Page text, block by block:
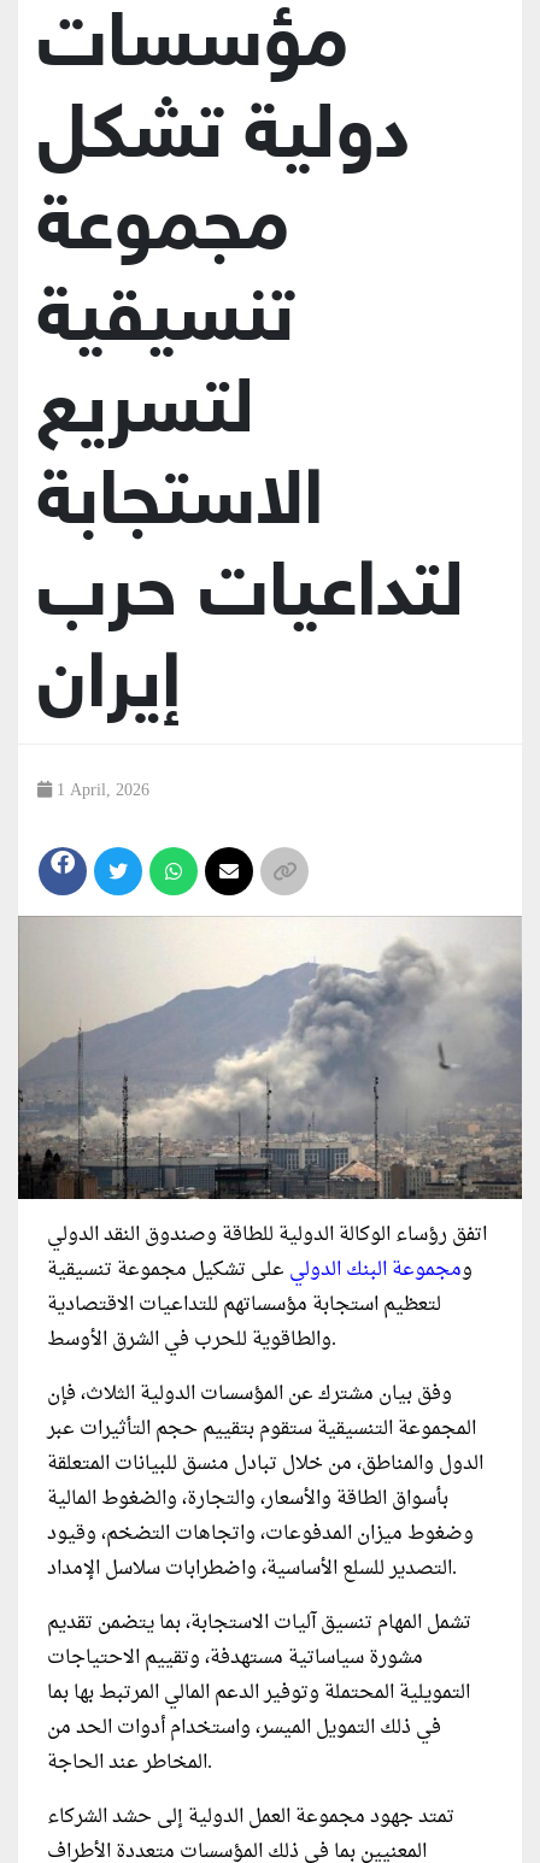
مؤسسات
دولية تشكل
مجموعة
تنسيقية
لتسريع
الاستجابة
لتداعيات حرب
إيران
1 April, 2026
اتفق رؤساء الوكالة الدولية للطاقة وصندوق النقد الدولي
ومجموعة البنك الدولي على تشكيل مجموعة تنسيقية
لتعظيم استجابة مؤسساتهم للتداعيات الاقتصادية
والطاقوية للحرب في الشرق الأوسط.
وفق بيان مشترك عن المؤسسات الدولية الثلاث، فإن
المجموعة التنسيقية ستقوم بتقييم حجم التأثيرات عبر
الدول والمناطق، من خلال تبادل منسق للبيانات المتعلقة
بأسواق الطاقة والأسعار، والتجارة، والضغوط المالية
وضغوط ميزان المدفوعات، واتجاهات التضخم، وقيود
التصدير للسلع الأساسية، واضطرابات سلاسل الإمداد.
تشمل المهام تنسيق آليات الاستجابة، بما يتضمن تقديم
مشورة سياساتية مستهدفة، وتقييم الاحتياجات
التمويلية المحتملة وتوفير الدعم المالي المرتبط بها بما
في ذلك التمويل الميسر، واستخدام أدوات الحد من
المخاطر عند الحاجة.
تمتد جهود مجموعة العمل الدولية إلى حشد الشركاء
المعنيين بما في ذلك المؤسسات متعددة الأطراف